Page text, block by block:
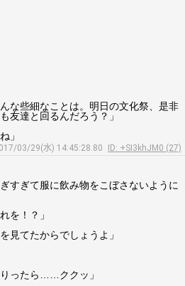
な些細なことは。明日の文化祭、是非
友達と回るんだろう？」
」
03/29(水) 14:45:28.80
ID: +SI3khJM0 (27)
すぎて服に飲み物をこぼさないように
を！？」
見てたからでしょうよ」
ったら……ククッ」